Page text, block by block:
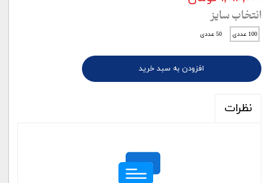
انتخاب سایز
100 عددی 50 عددی
افزودن به سبد خرید
نظرات